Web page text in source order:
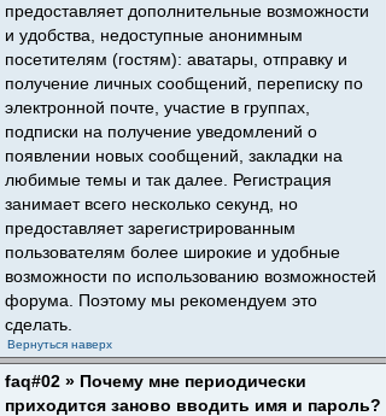
предоставляет дополнительные возможности
и удобства, недоступные анонимным
посетителям (гостям): аватары, отправку и
получение личных сообщений, переписку по
электронной почте, участие в группах,
подписки на получение уведомлений о
появлении новых сообщений, закладки на
любимые темы и так далее. Регистрация
занимает всего несколько секунд, но
предоставляет зарегистрированным
пользователям более широкие и удобные
возможности по использованию возможностей
форума. Поэтому мы рекомендуем это
сделать.
Вернуться наверх
faq#02 » Почему мне периодически
приходится заново вводить имя и пароль?